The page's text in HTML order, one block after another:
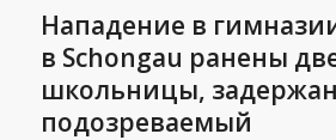
Нападение в
в Schongau ранены
школьницы,
подозреваемый